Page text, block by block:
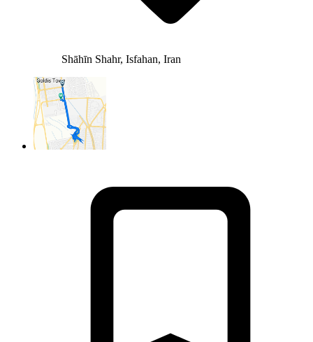
Shāhīn Shahr, Isfahan, Iran